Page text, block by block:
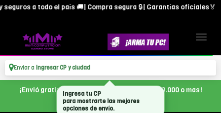
a todo el país 🚚| Compra segura 🔒| Garantías oficiales🏅
Enviar a Ingresar CP y ciudad
¡Envió gratis en CABA, con tu compra de $300.000 o mas!
Ingresa tu CP
para mostrarte las mejores
opciones de envío.